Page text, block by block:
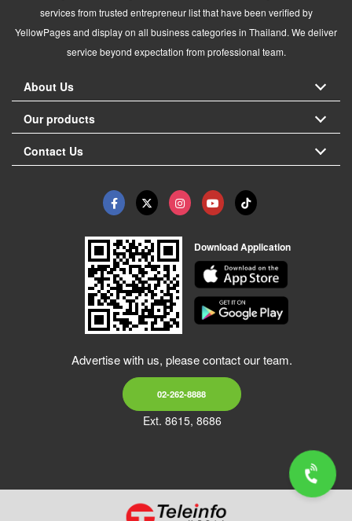
services from trusted entrepreneur list that have been verified by
YellowPages and display on all business categories in Thailand. We deliver
service beyond expectation from professional team.
About Us
Our products
Contact Us
Download Application
Advertise with us, please contact our team.
02-262-8888
Ext. 8615, 8686